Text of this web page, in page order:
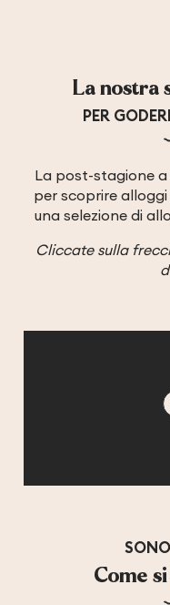
La nostra
PER
La post-stagione
per scoprire
una selezione di
Cliccate sulla
A Cheda…
romantico
l’anno. A
Come